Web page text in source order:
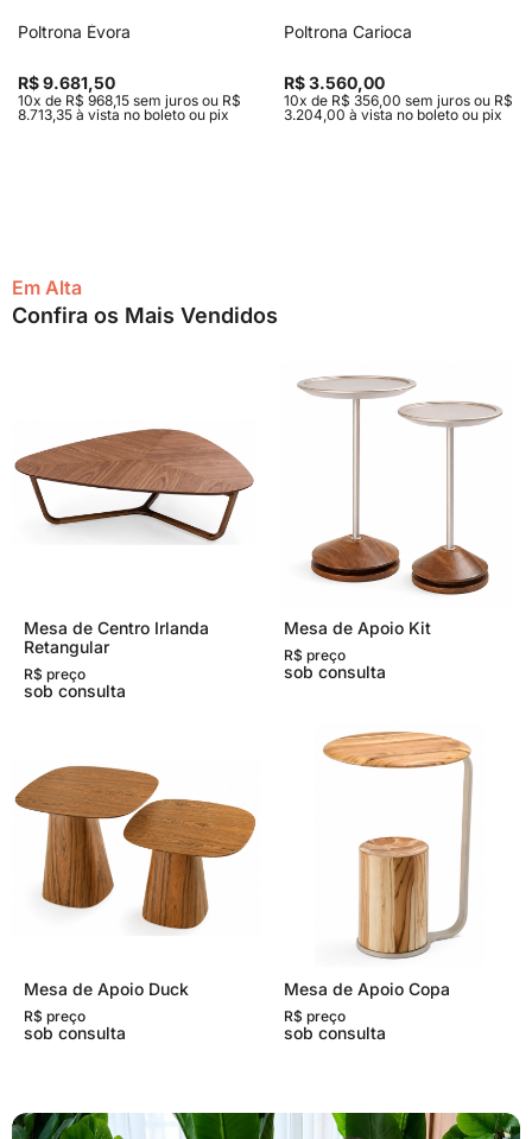
Poltrona Évora
R$ 9.681,50
10x de R$ 968,15 sem juros ou R$
8.713,35 à vista no boleto ou pix
Poltrona Carioca
R$ 3.560,00
10x de R$ 356,00 sem juros ou R$
3.204,00 à vista no boleto ou pix
Em Alta
Confira os Mais Vendidos
Mesa de Centro Irlanda
Retangular
R$ preço
sob consulta
Mesa de Apoio Kit
R$ preço
sob consulta
Mesa de Apoio Duck
R$ preço
sob consulta
Mesa de Apoio Copa
R$ preço
sob consulta